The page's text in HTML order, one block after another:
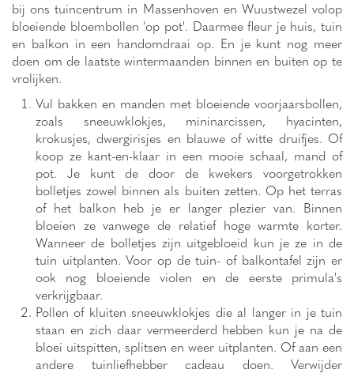
bij ons tuincentrum in Massenhoven en Wuustwezel volop
bloeiende bloembollen 'op pot'. Daarmee fleur je huis, tuin
en balkon in een handomdraai op. En je kunt nog meer
doen om de laatste wintermaanden binnen en buiten op te
vrolijken.
Vul bakken en manden met bloeiende voorjaarsbollen,
zoals sneeuwklokjes, mininarcissen, hyacinten,
krokusjes, dwergirisjes en blauwe of witte druifjes. Of
koop ze kant-en-klaar in een mooie schaal, mand of
pot. Je kunt de door de kwekers voorgetrokken
bolletjes zowel binnen als buiten zetten. Op het terras
of het balkon heb je er langer plezier van. Binnen
bloeien ze vanwege de relatief hoge warmte korter.
Wanneer de bolletjes zijn uitgebloeid kun je ze in de
tuin uitplanten. Voor op de tuin- of balkontafel zijn er
ook nog bloeiende violen en de eerste primula's
verkrijgbaar.
Pollen of kluiten sneeuwklokjes die al langer in je tuin
staan en zich daar vermeerderd hebben kun je na de
bloei uitspitten, splitsen en weer uitplanten. Of aan een
andere tuinliefhebber cadeau doen. Verwijder